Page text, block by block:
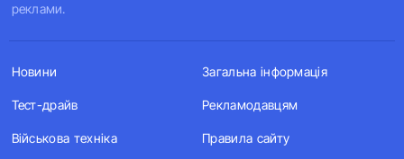
реклами.
Новини
Тест-драйв
Військова техніка
Загальна інформація
Рекламодавцям
Правила сайту